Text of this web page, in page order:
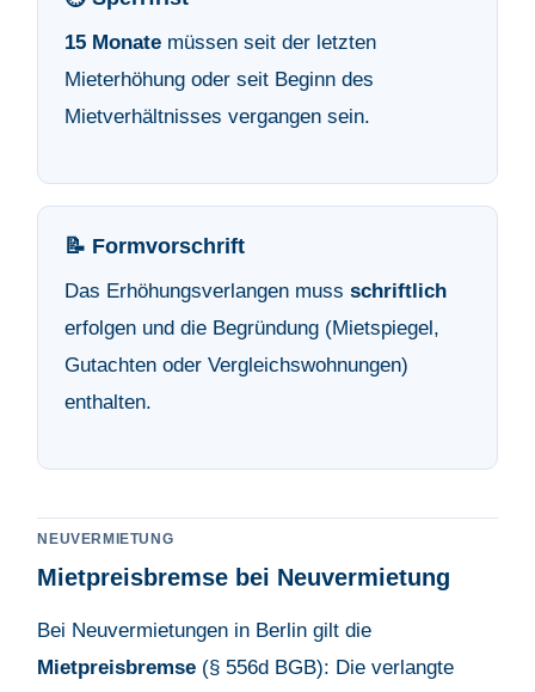
15 Monate müssen seit der letzten
Mieterhöhung oder seit Beginn des
Mietverhältnisses vergangen sein.
📝 Formvorschrift
Das Erhöhungsverlangen mussschriftlich
erfolgen und die Begründung (Mietspiegel,
Gutachten oder Vergleichswohnungen)
enthalten.
NEUVERMIETUNG
Mietpreisbremse bei Neuvermietung
Bei Neuvermietungen in Berlin gilt die
Mietpreisbremse (§ 556d BGB): Die verlangte